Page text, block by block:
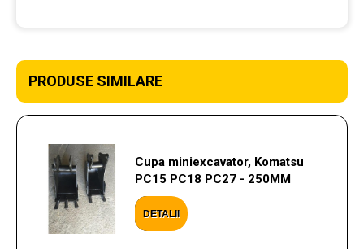
PRODUSE SIMILARE
Cupa miniexcavator, Komatsu
PC15 PC18 PC27 - 250MM
DETALII